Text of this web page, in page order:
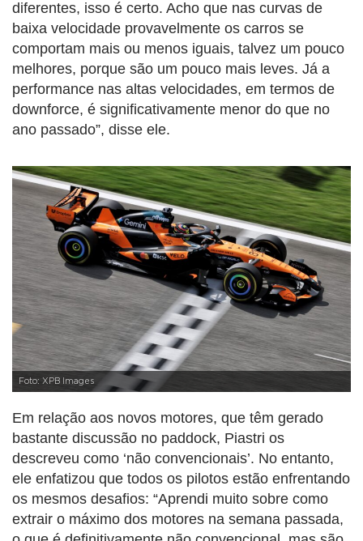
diferentes, isso é certo. Acho que nas curvas de
baixa velocidade provavelmente os carros se
comportam mais ou menos iguais, talvez um pouco
melhores, porque são um pouco mais leves. Já a
performance nas altas velocidades, em termos de
downforce, é significativamente menor do que no
ano passado”, disse ele.
Foto: XPB Images
Em relação aos novos motores, que têm gerado
bastante discussão no paddock, Piastri os
descreveu como ‘não convencionais’. No entanto,
ele enfatizou que todos os pilotos estão enfrentando
os mesmos desafios: “Aprendi muito sobre como
extrair o máximo dos motores na semana passada,